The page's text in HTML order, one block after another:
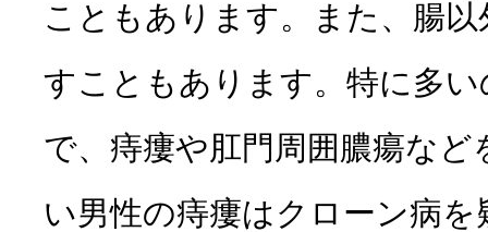
こともあります。また、腸
すこともあります。特に多
で、痔瘻や肛門周囲膿瘍な
い男性の痔瘻はクローン病